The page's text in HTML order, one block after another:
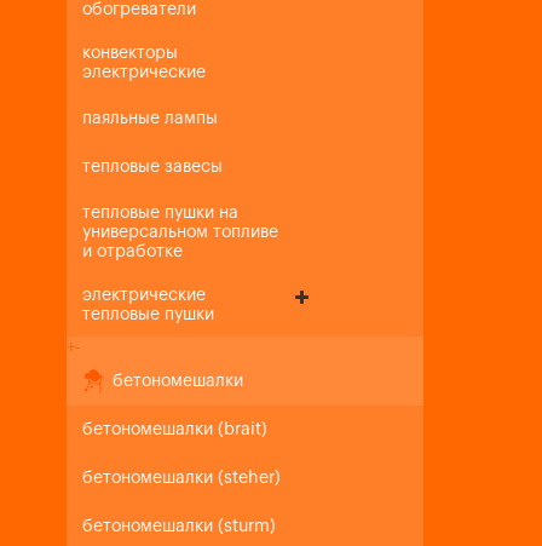
обогреватели
конвекторы
электрические
паяльные лампы
тепловые завесы
тепловые пушки на
универсальном топливе
и отработке
электрические
тепловые пушки
+-
бетономешалки
бетономешалки (brait)
бетономешалки (steher)
бетономешалки (sturm)